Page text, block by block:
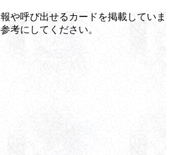
や呼び出せるカードを掲載していま
考にしてください。